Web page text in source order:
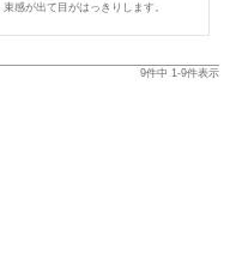
感が出て目がはっきりします。
9件中 1-9件表示